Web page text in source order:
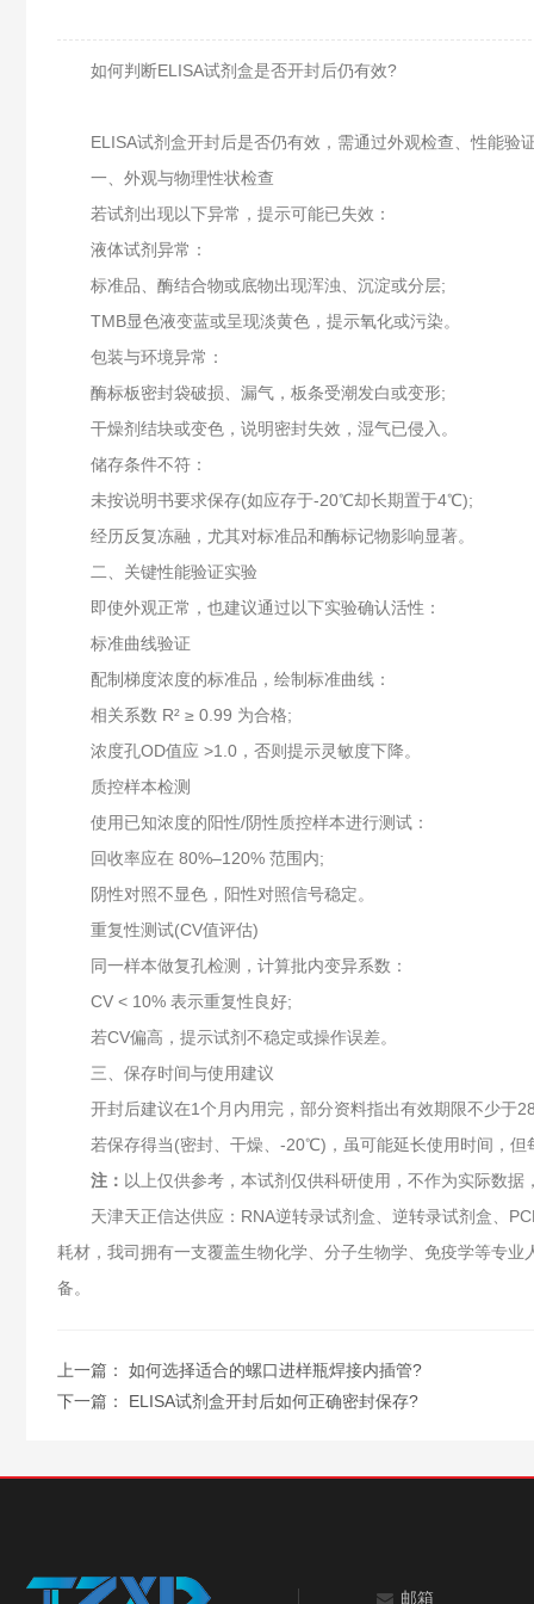
如何判断ELISA试剂盒是否开封后仍有效?
ELISA试剂盒开封后是否仍有效，需通过‌外观检查、性能验
一、外观与物理性状检查
若试剂出现以下异常，提示可能已失效：
液体试剂异常‌：
标准品、酶结合物或底物出现‌浑浊、沉淀或分层‌;
TMB显色液变蓝或呈现淡黄色，提示氧化或污染。
包装与环境异常‌：
酶标板密封袋破损、漏气，板条受潮发白或变形;
干燥剂结块或变色，说明密封失效，湿气已侵入。
储存条件不符‌：
未按说明书要求保存(如应存于-20℃却长期置于4℃);
经历反复冻融，尤其对标准品和酶标记物影响显著。
二、关键性能验证实验
即使外观正常，也建议通过以下实验确认活性：
标准曲线验证‌
配制梯度浓度的标准品，绘制标准曲线：
相关系数 ‌R² ≥ 0.99‌ 为合格;
浓度孔OD值应 >1.0，否则提示灵敏度下降。
质控样本检测‌
使用已知浓度的阳性/阴性质控样本进行测试：
回收率应在 ‌80%–120%‌ 范围内;
阴性对照不显色，阳性对照信号稳定。
重复性测试(CV值评估)‌
同一样本做复孔检测，计算批内变异系数：
CV < 10%‌ 表示重复性良好;
若CV偏高，提示试剂不稳定或操作误差。
三、保存时间与使用建议
开封后建议在1个月内用完‌，部分资料指出有效期限不少于
若保存得当(密封、干燥、-20℃)，虽可能延长使用时间，但
注： 以上仅供参考，本试剂仅供科研使用，不作为实际数
天津天正信达供应：RNA逆转录试剂盒、逆转录试剂盒、
耗材，我司拥有一支覆盖生物化学、分子生物学、免疫学等专
备。
上一篇： 如何选择适合的螺口进样瓶焊接内插管?
下一篇： ELISA试剂盒开封后如何正确密封保存?
邮箱